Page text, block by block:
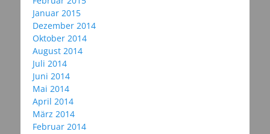
Januar 2015
Dezember 2014
Oktober 2014
August 2014
Juli 2014
Juni 2014
Mai 2014
April 2014
März 2014
Februar 2014